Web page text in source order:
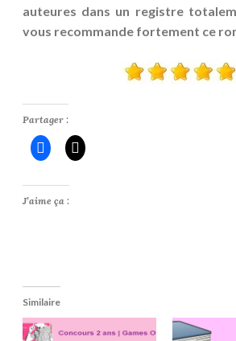
auteures dans un registre
vous recommande fortement ce
Partager :
J’aime ça :
Similaire